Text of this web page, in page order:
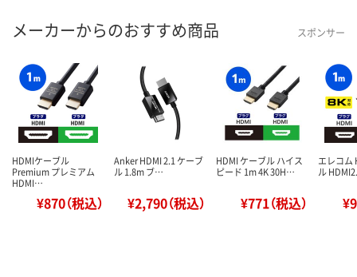
メーカーからのおすすめ商品 スポンサー
HDMIケーブル
Premium プレミアム
HDMI…
¥870（税込）
Anker HDMI 2.1 ケーブ
ル 1.8m ブ…
¥2,790（税込）
HDMI ケーブル ハイス
ピード 1m 4K 30H…
¥771（税込）
エレコム
ル